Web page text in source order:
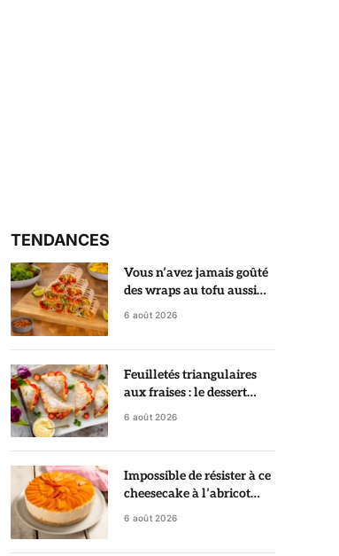
TENDANCES
Vous n’avez jamais goûté
des wraps au tofu aussi
croustillants et savoureux
6 août 2026
Feuilletés triangulaires
aux fraises : le dessert
croustillant qui fait croire
6 août 2026
Impossible de résister à ce
cheesecake à l’abricot
sans cuisson, prêt sans
6 août 2026